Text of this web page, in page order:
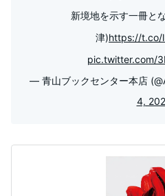
新境地を示す一冊と
津)https://t.co/
pic.twitter.com/
— 青山ブックセンター本店
4,